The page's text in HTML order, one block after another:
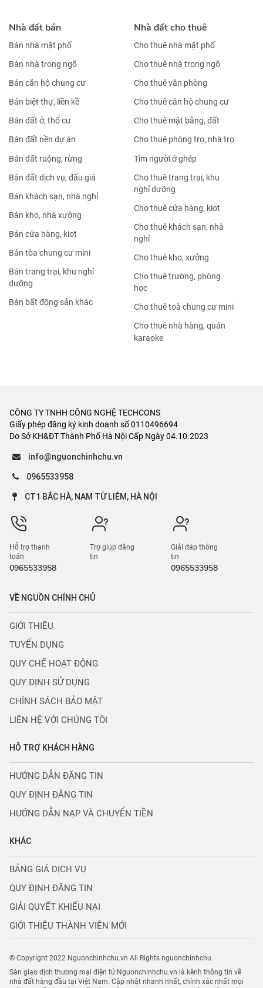
Nhà đất bán
Bán nhà mặt phố
Bán nhà trong ngõ
Bán căn hộ chung cư
Bán biệt thự, liền kề
Bán đất ở, thổ cư
Bán đất nền dự án
Bán đất ruộng, rừng
Bán đất dịch vụ, đấu giá
Bán khách sạn, nhà nghỉ
Bán kho, nhà xưởng
Bán cửa hàng, kiot
Bán tòa chung cư mini
Bán trang trại, khu nghỉ
dưỡng
Bán bất động sản khác
Nhà đất cho thuê
Cho thuê nhà mặt phố
Cho thuê nhà trong ngõ
Cho thuê văn phòng
Cho thuê căn hộ chung cư
Cho thuê mặt bằng, đất
Cho thuê phòng trọ, nhà trọ
Tìm người ở ghép
Cho thuê trang trại, khu
nghỉ dưỡng
Cho thuê cửa hàng, kiot
Cho thuê khách sạn, nhà
nghỉ
Cho thuê kho, xưởng
Cho thuê trường, phòng
học
Cho thuê toà chung cư mini
Cho thuê nhà hàng, quán
karaoke
CÔNG TY TNHH CÔNG NGHỆ TECHCONS
Giấy phép đăng ký kinh doanh số 0110496694
Do Sở KH&ĐT Thành Phố Hà Nội Cấp Ngày 04.10.2023
info@nguonchinhchu.vn
0965533958
CT1 BẮC HÀ, NAM TỪ LIÊM, HÀ NỘI
Hỗ trợ thanh
toán
0965533958
Trợ giúp đăng
tin
Giải đáp thông
tin
0965533958
VỀ NGUỒN CHÍNH CHỦ
GIỚI THIỆU
TUYỂN DỤNG
QUY CHẾ HOẠT ĐỘNG
QUY ĐỊNH SỬ DỤNG
CHÍNH SÁCH BẢO MẬT
LIÊN HỆ VỚI CHÚNG TÔI
HỖ TRỢ KHÁCH HÀNG
HƯỚNG DẪN ĐĂNG TIN
QUY ĐỊNH ĐĂNG TIN
HƯỚNG DẪN NẠP VÀ CHUYỂN TIỀN
KHÁC
BẢNG GIÁ DỊCH VỤ
QUY ĐỊNH ĐĂNG TIN
GIẢI QUYẾT KHIẾU NẠI
GIỚI THIỆU THÀNH VIÊN MỚI
© Copyright 2022 Nguonchinhchu.vn All Rights nguonchinhchu.
Sàn giao dịch thương mại điện tử Nguonchinhchu.vn là kênh thông tin về
nhà đất hàng đầu tại Việt Nam. Cập nhật nhanh nhất, chính xác nhất mọi